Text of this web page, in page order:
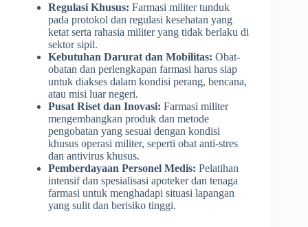
Regulasi Khusus: Farmasi militer tunduk
pada protokol dan regulasi kesehatan yang
ketat serta rahasia militer yang tidak berlaku di
sektor sipil.
Kebutuhan Darurat dan Mobilitas: Obat-
obatan dan perlengkapan farmasi harus siap
untuk diakses dalam kondisi perang, bencana,
atau misi luar negeri.
Pusat Riset dan Inovasi: Farmasi militer
mengembangkan produk dan metode
pengobatan yang sesuai dengan kondisi
khusus operasi militer, seperti obat anti-stres
dan antivirus khusus.
Pemberdayaan Personel Medis: Pelatihan
intensif dan spesialisasi apoteker dan tenaga
farmasi untuk menghadapi situasi lapangan
yang sulit dan berisiko tinggi.